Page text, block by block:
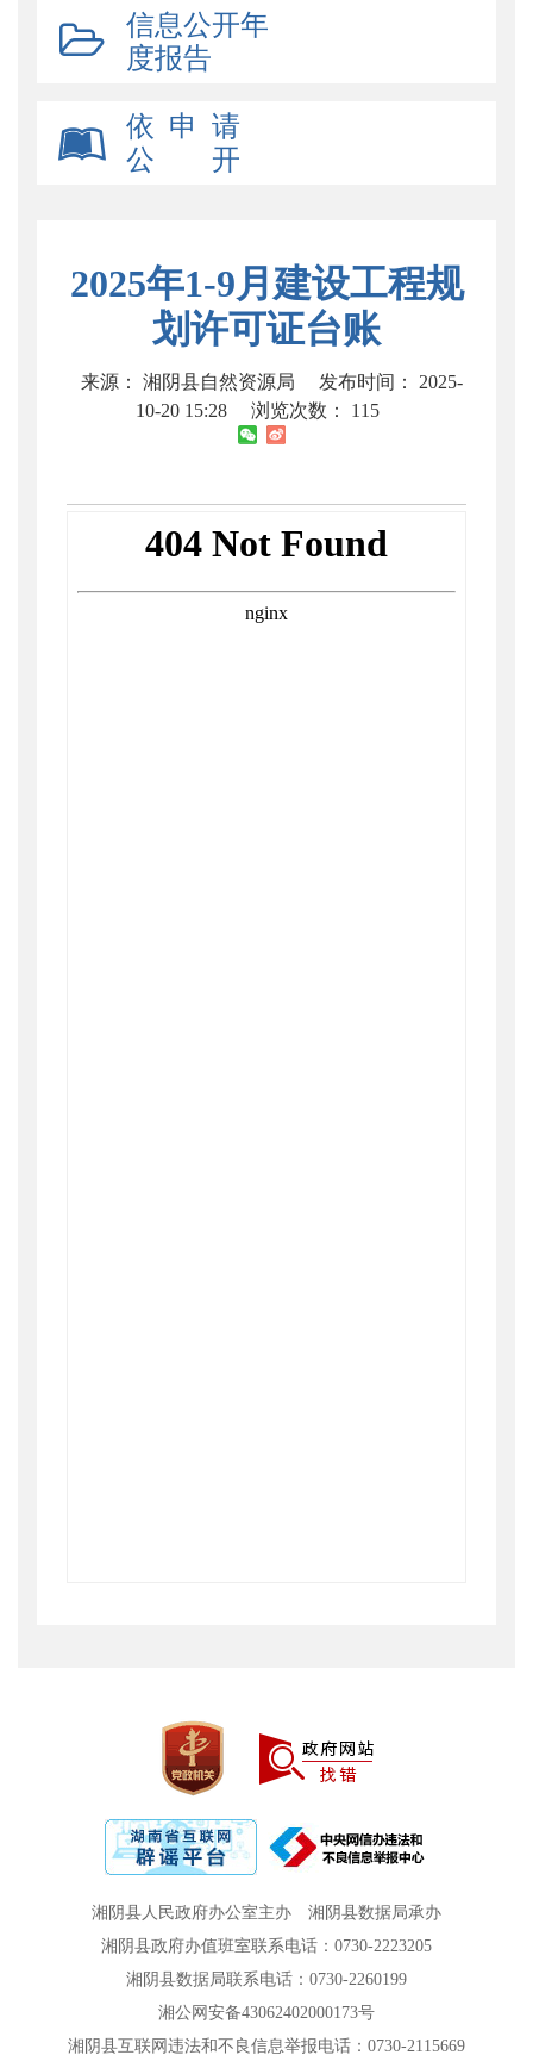
信息公开年
度报告
依 申 请
公 开
2025年1-9月建设工程规
划许可证台账
来源： 湘阴县自然资源局
发布时间： 2025-
10-20 15:28
浏览次数： 115
湘阴县人民政府办公室主办
湘阴县数据局承办
湘阴县政府办值班室联系电话：0730-2223205
湘阴县数据局联系电话：0730-2260199
湘公网安备43062402000173号
湘阴县互联网违法和不良信息举报电话：0730-2115669